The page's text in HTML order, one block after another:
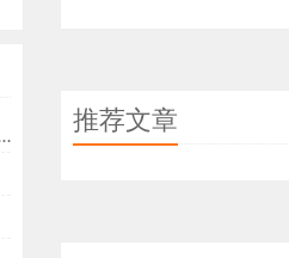
推荐文章